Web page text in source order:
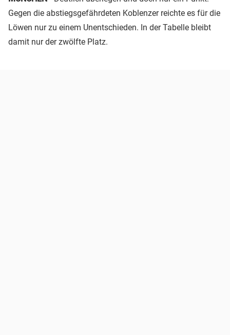
Gegen die abstiegsgefährdeten Koblenzer reichte es für die
Löwen nur zu einem Unentschieden. In der Tabelle bleibt
damit nur der zwölfte Platz.